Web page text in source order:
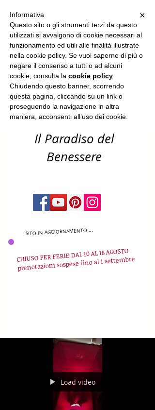
-benessere
corpo & capelli
-estetica &
solarium​
Il Paradiso del
Benessere
SITO IN AGGIORNAMENTO ...
CHIUSO PER FERIE DAL 10 AL 18 AGOSTO
prenotazioni sospese fino al 1 settembre
Load video
×
Informativa
Questo sito o gli strumenti terzi da questo
utilizzati si avvalgono di cookie necessari al
funzionamento ed utili alle finalità illustrate
nella cookie policy. Se vuoi saperne di più o
negare il consenso a tutti o ad alcuni
cookie, consulta la cookie policy
Chiudendo questo banner, scorrendo
questa pagina, cliccando su un link o
proseguendo la navigazione in altra
maniera, acconsenti all’uso dei cookie.